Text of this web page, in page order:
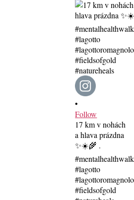
•
Follow
17 km v nohách
a hlava prázdna
✨☀️🌾 .
#mentalhealthwalk
#lagotto
#fieldsofgold